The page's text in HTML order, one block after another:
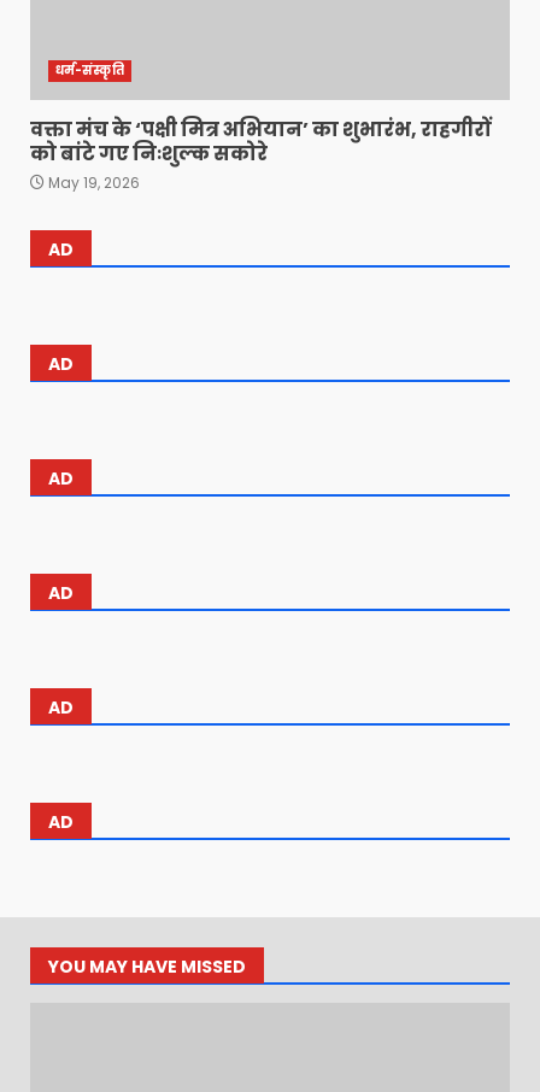
धर्म-संस्कृति
वक्ता मंच के ‘पक्षी मित्र अभियान’ का शुभारंभ, राहगीरों
को बांटे गए निःशुल्क सकोरे
May 19, 2026
AD
AD
AD
AD
AD
AD
YOU MAY HAVE MISSED